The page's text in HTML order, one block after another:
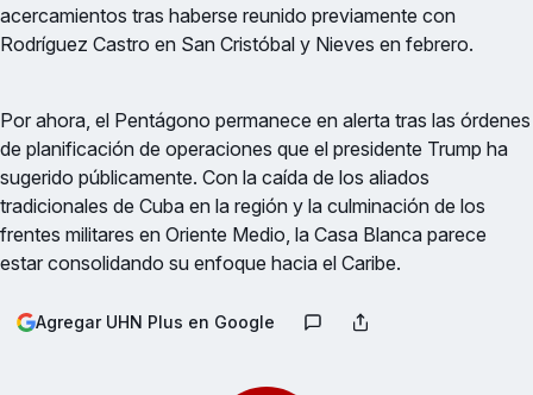
acercamientos tras haberse reunido previamente con
Rodríguez Castro en San Cristóbal y Nieves en febrero.
Por ahora, el Pentágono permanece en alerta tras las órdenes
de planificación de operaciones que el presidente Trump ha
sugerido públicamente. Con la caída de los aliados
tradicionales de Cuba en la región y la culminación de los
frentes militares en Oriente Medio, la Casa Blanca parece
estar consolidando su enfoque hacia el Caribe.
Agregar UHN Plus en Google